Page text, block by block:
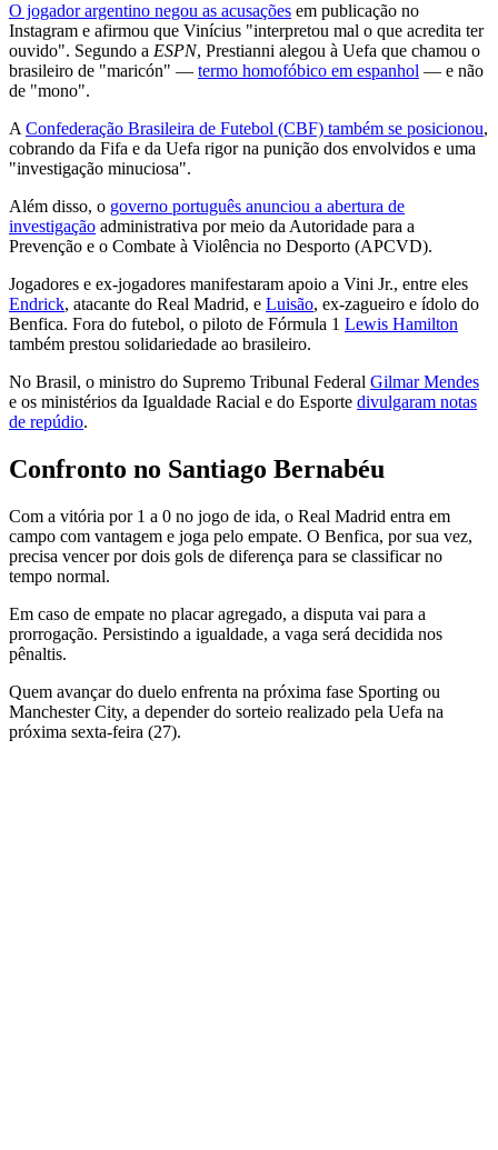
O jogador argentino negou as acusações em publicação no
Instagram e afirmou que Vinícius "interpretou mal o que acredita ter
ouvido". Segundo a ESPN, Prestianni alegou à Uefa que chamou o
brasileiro de "maricón" — termo homofóbico em espanhol — e não
de "mono".
A Confederação Brasileira de Futebol (CBF) também se posicionou,
cobrando da Fifa e da Uefa rigor na punição dos envolvidos e uma
"investigação minuciosa".
Além disso, o governo português anunciou a abertura de
investigação administrativa por meio da Autoridade para a
Prevenção e o Combate à Violência no Desporto (APCVD).
Jogadores e ex-jogadores manifestaram apoio a Vini Jr., entre eles
Endrick, atacante do Real Madrid, e Luisão, ex-zagueiro e ídolo do
Benfica. Fora do futebol, o piloto de Fórmula 1 Lewis Hamilton
também prestou solidariedade ao brasileiro.
No Brasil, o ministro do Supremo Tribunal Federal Gilmar Mendes
e os ministérios da Igualdade Racial e do Esporte divulgaram notas
de repúdio.
Confronto no Santiago Bernabéu
Com a vitória por 1 a 0 no jogo de ida, o Real Madrid entra em
campo com vantagem e joga pelo empate. O Benfica, por sua vez,
precisa vencer por dois gols de diferença para se classificar no
tempo normal.
Em caso de empate no placar agregado, a disputa vai para a
prorrogação. Persistindo a igualdade, a vaga será decidida nos
pênaltis.
Quem avançar do duelo enfrenta na próxima fase Sporting ou
Manchester City, a depender do sorteio realizado pela Uefa na
próxima sexta-feira (27).